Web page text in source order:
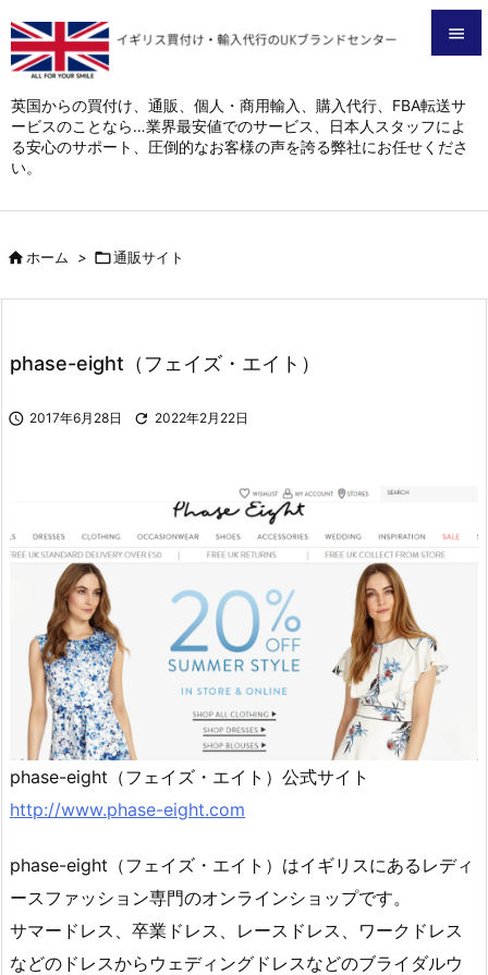
英国からの買付け、通販、個人・商用輸入、購入代行、FBA転送サ
ービスのことなら…業界最安値でのサービス、日本人スタッフによ
る安心のサポート、圧倒的なお客様の声を誇る弊社にお任せくださ
い。

メニュ

サイド
前へ

ホーム > 通販サイト
phase-eight（フェイズ・エイト）
 2017年6月28日  2022年2月22日
phase-eight（フェイズ・エイト）公式サイト
http://www.phase-eight.com
phase-eight（フェイズ・エイト）はイギリスにあるレディ
ースファッション専門のオンラインショップです。
サマードレス、卒業ドレス、レースドレス、ワークドレス
などのドレスからウェディングドレスなどのブライダルウ